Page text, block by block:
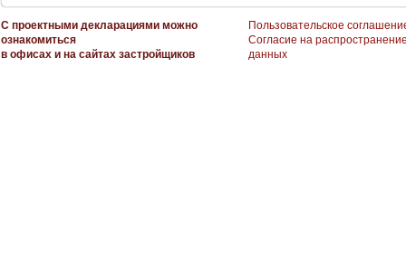
С проектными декларациями можно
ознакомиться
в офисах и на сайтах застройщиков
Пользовательское
Согласие на
данных